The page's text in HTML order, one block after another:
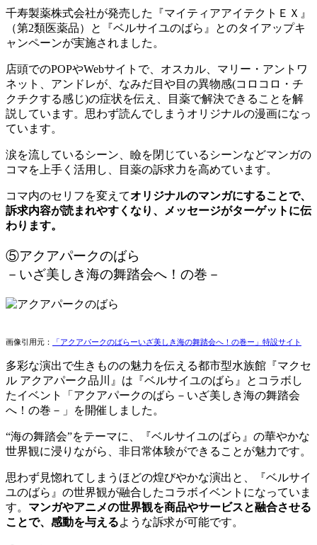
千寿製薬株式会社が発売した『マイティアアイテクトＥＸ』
（第2類医薬品）と『ベルサイユのばら』とのタイアップキ
ャンペーンが実施されました。
店頭でのPOPやWebサイトで、オスカル、マリー・アントワ
ネット、アンドレが、なみだ目や目の異物感(コロコロ・チ
クチクする感じ)の症状を伝え、目薬で解決できることを解
説しています。思わず読んでしまうオリジナルの漫画になっ
ています。
涙を流しているシーン、瞼を閉じているシーンなどマンガの
コマを上手く活用し、目薬の訴求力を高めています。
コマ内のセリフを変えてオリジナルのマンガにすることで、
訴求内容が読まれやすくなり、メッセージがターゲットに伝
わります。
⑤アクアパークのばら
－いざ美しき海の舞踏会へ！の巻－
画像引用元： 「アクアパークのばらーいざ美しき海の舞踏会へ！の巻ー」特設サイト
多彩な演出で生きものの魅力を伝える都市型水族館『マクセ
ル アクアパーク品川』は『ベルサイユのばら』とコラボし
たイベント「アクアパークのばら－いざ美しき海の舞踏会
へ！の巻－」を開催しました。
“海の舞踏会”をテーマに、『ベルサイユのばら』の華やかな
世界観に浸りながら、非日常体験ができることが魅力です。
思わず見惚れてしまうほどの煌びやかな演出と、『ベルサイ
ユのばら』の世界観が融合したコラボイベントになっていま
す。 マンガやアニメの世界観を商品やサービスと融合させる
ことで、感動を与えるような訴求が可能です。